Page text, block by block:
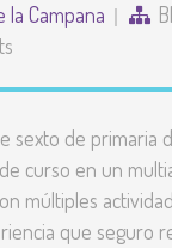
la Campana
sexto de primaria
curso en un
múltiples
que seguro